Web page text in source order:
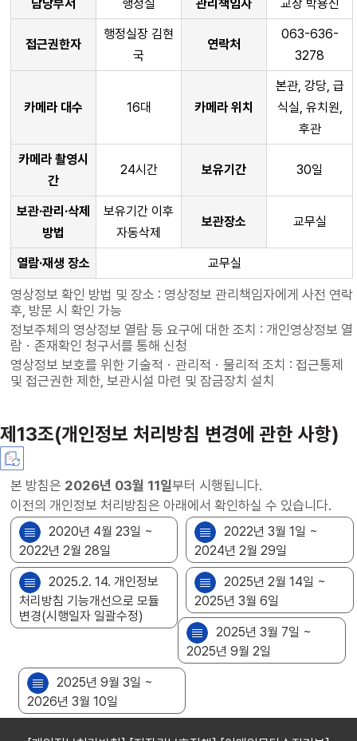
담당부서
행정실 관리책임자 교장 박용신
접근권한자
행정실장 김현
국
연락처
063-636-
3278
카메라 대수 16대 카메라 위치
본관, 강당, 급
식실, 유치원,
후관
카메라 촬영시
간
24시간 보유기간 30일
보관·관리·삭제
방법
보유기간 이후
자동삭제
보관장소 교무실
열람·재생 장소 교무실
영상정보 확인 방법 및 장소 : 영상정보 관리책임자에게 사전 연락
후, 방문 시 확인 가능
정보주체의 영상정보 열람 등 요구에 대한 조치 : 개인영상정보 열
람ㆍ존재확인 청구서를 통해 신청
영상정보 보호를 위한 기술적ㆍ관리적ㆍ물리적 조치 : 접근통제
및 접근권한 제한, 보관시설 마련 및 잠금장치 설치
제13조(개인정보 처리방침 변경에 관한 사항)
본 방침은 2026년 03월 11일부터 시행됩니다.
이전의 개인정보 처리방침은 아래에서 확인하실 수 있습니다.
2020년 4월 23일 ~
2022년 2월 28일
2022년 3월 1일 ~
2024년 2월 29일
2025.2. 14. 개인정보
처리방침 기능개선으로 모듈
변경(시행일자 일괄수정)
2025년 2월 14일 ~
2025년 3월 6일
2025년 3월 7일 ~
2025년 9월 2일
2025년 9월 3일 ~
2026년 3월 10일